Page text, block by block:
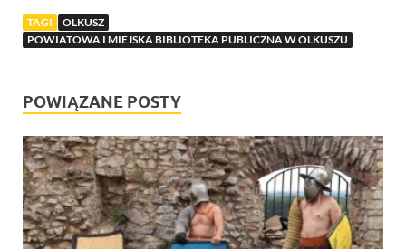
TAGI
OLKUSZ
POWIATOWA I MIEJSKA BIBLIOTEKA PUBLICZNA W OLKUSZU
POWIĄZANE POSTY